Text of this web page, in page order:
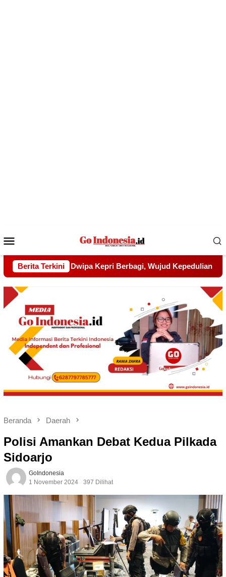
Mobile
Berita Terkini
Kepedulian kepada Pondok Tahfidz Yatim dan Dhuafa Al-
Beranda Daerah
Polisi Amankan Debat Kedua Pilkada
Sidoarjo
GoIndonesia
1 November 2024
397 Dilihat